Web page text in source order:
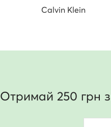
Calvin Klein
Отримай 250 грн